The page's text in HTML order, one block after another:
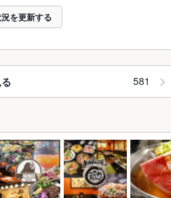
を更新する
581